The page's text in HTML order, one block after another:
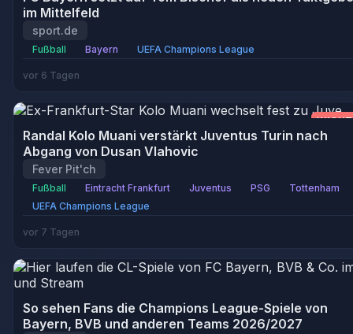
im Mittelfeld
sport.de
Fußball Bayern UEFA Champions League
vor 6 Tagen
Randal Kolo Muani verstärkt Juventus Turin nach
Abgang von Dusan Vlahovic
Fever Pit'ch
Fußball Eintracht Frankfurt Juventus PSG
Tottenham
UEFA Champions League
vor 7 Tagen
So sehen Fans die Champions League-Spiele von
Bayern, BVB und anderen Teams 2026/2027